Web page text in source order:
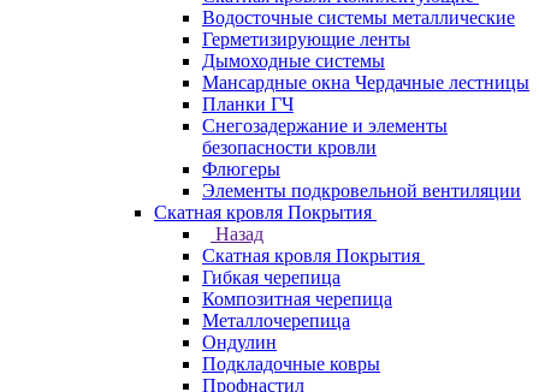
Водосточные системы металлические
Герметизирующие ленты
Дымоходные системы
Мансардные окна Чердачные лестницы
Планки ГЧ
Снегозадержание и элементы
безопасности кровли
Флюгеры
Элементы подкровельной вентиляции
Скатная кровля Покрытия
Назад
Скатная кровля Покрытия
Гибкая черепица
Композитная черепица
Металлочерепица
Ондулин
Подкладочные ковры
Профнастил